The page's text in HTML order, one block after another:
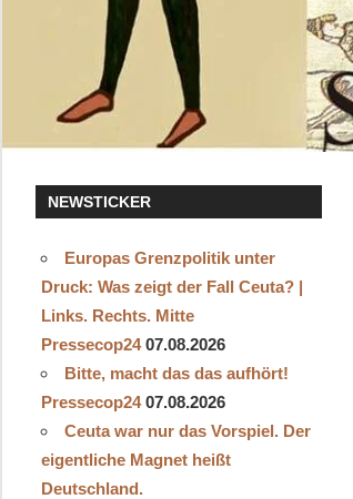
NEWSTICKER
Europas Grenzpolitik unter
Druck: Was zeigt der Fall Ceuta? |
Links. Rechts. Mitte
Pressecop24 07.08.2026
Bitte, macht das das aufhört!
Pressecop24 07.08.2026
Ceuta war nur das Vorspiel. Der
eigentliche Magnet heißt
Deutschland.